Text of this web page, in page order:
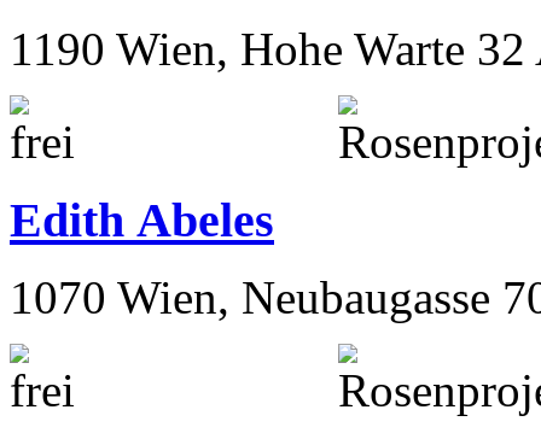
1190 Wien, Hohe Warte
Edith Abeles
1070 Wien, Neubaugasse